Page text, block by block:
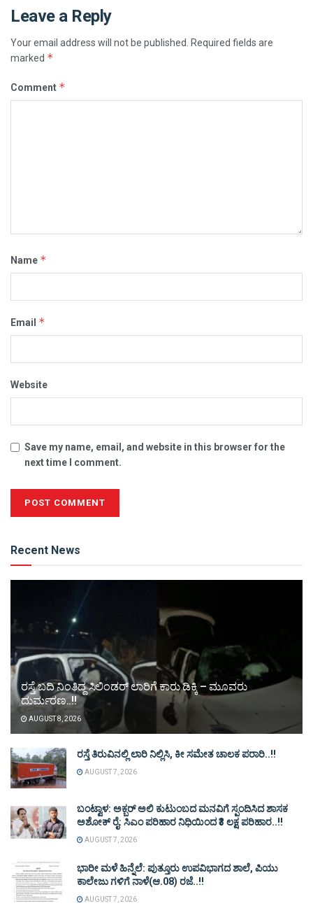
Leave a Reply
Your email address will not be published. Required fields are
marked *
Comment *
Name *
Email *
Website
Save my name, email, and website in this browser for the
next time I comment.
Recent News
ರಸ್ತೆ ಬದಿ ನಿಂತಿದ್ದ ಸಿಲಿಂಡರ್ ಲಾರಿಗೆ ಕಾರು ಡಿಕ್ಕಿ – ಮೂವರು
ದುರ್ಮರಣ..!!
AUGUST 8, 2026
ರಸ್ತೆ ತಿರುವಿನಲ್ಲಿ ಲಾರಿ ನಿಲ್ಲಿಸಿ, ಕೀ ಸಮೇತ ಚಾಲಕ ಪರಾರಿ..!!
AUGUST 7, 2026
ಬಂಟ್ವಾಳ: ಅಕ್ಬರ್ ಅಲಿ ಕುಟುಂಬದ ಮನವಿಗೆ ಸ್ಪಂದಿಸಿದ ಶಾಸಕ
ಅಶೋಕ್ ರೈ: ಸಿಎಂ ಪರಿಹಾರ ನಿಧಿಯಿಂದ ₹3 ಲಕ್ಷ ಪರಿಹಾರ..!!
AUGUST 7, 2026
ಭಾರೀ ಮಳೆ ಹಿನ್ನೆಲೆ: ಪುತ್ತೂರು ಉಪವಿಭಾಗದ ಶಾಲೆ, ಪಿಯು
ಕಾಲೇಜು ಗಳಿಗೆ ನಾಳೆ(ಆ.08) ರಜೆ..!!
AUGUST 7, 2026